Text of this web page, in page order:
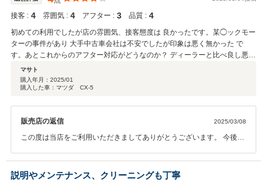
るが、客に勧めるのなら誠実に対応すべきである。
接客 : 4 雰囲気 : 4 アフター : 3 品質 : 4
初めての利用でしたが店の雰囲気、接客態度は 良かったです。某◯ックモー
ターの事件があり 大手中古車会社は不安でしたが印象は悪く無かった で
す。あとこれからのアフター対応がどうなのか？ ディーラーと比べ良し悪し
を判断し口コミしようと 思います。
マサト
購入年月： 2025/01
購入した車：マツダ CX-5
販売店の返信 2025/03/08
この度は当店をご利用いただきましてありがとうございます。 今後と
説明やメンテナンス、クリーニングも丁寧